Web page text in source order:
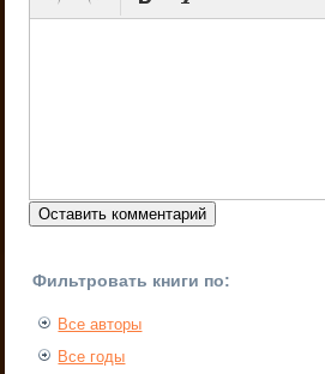
Фильтровать книги по:
Все авторы
Все годы